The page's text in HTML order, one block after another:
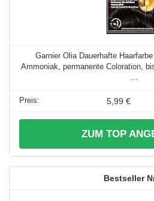
Garnier Olia Dauerhafte
Ammoniak, permanente Coloration,
5,99 €
ZUM TOP